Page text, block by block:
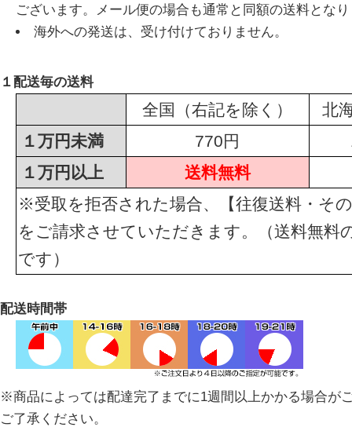
ございます。メール便の場合も通常と同額の送料とな
海外への発送は、受け付けておりません。
１配送毎の送料
全国（右記を除く）
北
１万円未満
770円
１万円以上
送料無料
※受取を拒否された場合、【往復送料・そ
をご請求させていただきます。（送料無料
です）
配送時間帯
※商品によっては配達完了までに1週間以上かかる場合が
ご了承ください。